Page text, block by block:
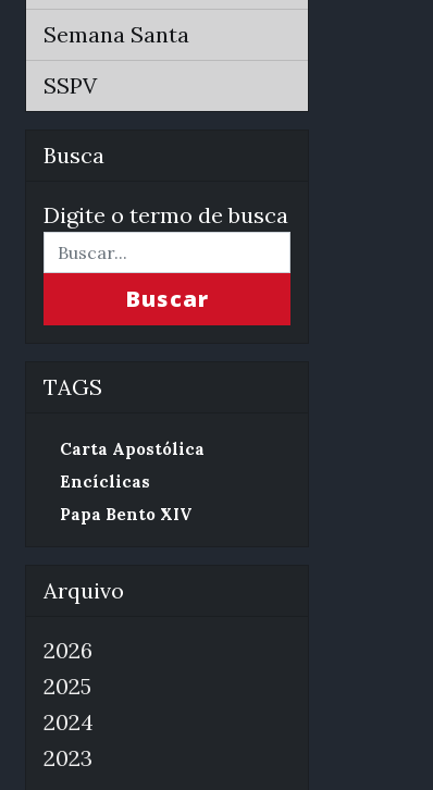
Semana Santa
SSPV
Busca
Digite o termo de busca
Buscar
TAGS
Carta Apostólica
Encíclicas
Papa Bento XIV
Arquivo
2026
2025
2024
2023